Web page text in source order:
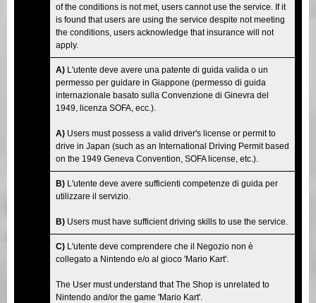
of the conditions is not met, users cannot use the service. If it
is found that users are using the service despite not meeting
the conditions, users acknowledge that insurance will not
apply.
A) L'utente deve avere una patente di guida valida o un
permesso per guidare in Giappone (permesso di guida
internazionale basato sulla Convenzione di Ginevra del
1949, licenza SOFA, ecc.).
A) Users must possess a valid driver's license or permit to
drive in Japan (such as an International Driving Permit based
on the 1949 Geneva Convention, SOFA license, etc.).
B) L'utente deve avere sufficienti competenze di guida per
utilizzare il servizio.
B) Users must have sufficient driving skills to use the service.
C) L'utente deve comprendere che il Negozio non è
collegato a Nintendo e/o al gioco 'Mario Kart'.
The User must understand that The Shop is unrelated to
Nintendo and/or the game 'Mario Kart'.